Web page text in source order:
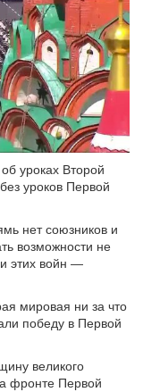
уроках Второй
уроков Первой
нет союзников и
возможности не
этих войн —
мировая ни за что
победу в Первой
великого
фронте Первой